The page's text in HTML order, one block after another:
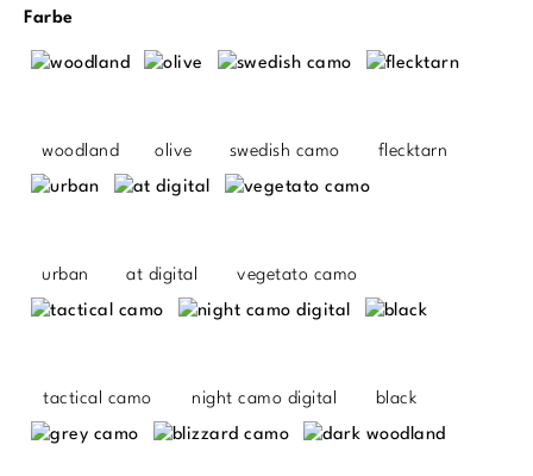
Farbeauswählen
woodland olive swedish camo flecktarn
urban at digital vegetato camo
tactical camo night camo digital black